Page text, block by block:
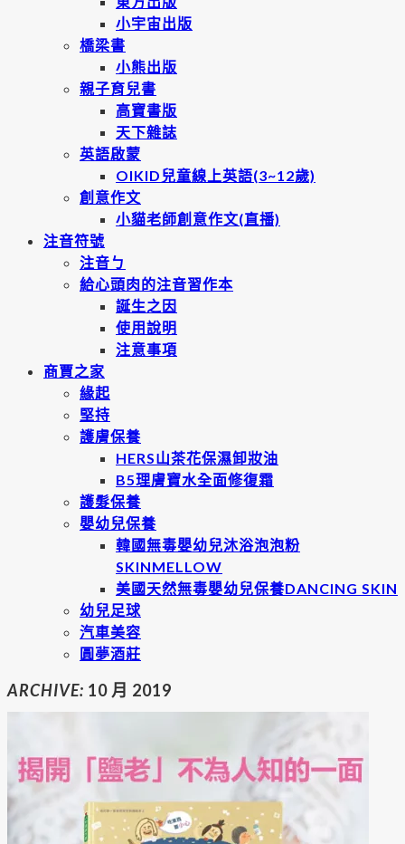
小宇宙出版
橋梁書
小熊出版
親子育兒書
高寶書版
天下雜誌
英語啟蒙
OIKID兒童線上英語(3~12歲)
創意作文
小貓老師創意作文(直播)
注音符號
注音ㄅ
給心頭肉的注音習作本
誕生之因
使用說明
注意事項
商賈之家
緣起
堅持
護膚保養
HERS山茶花保濕卸妝油
B5理膚寶水全面修復霜
護髮保養
嬰幼兒保養
韓國無毒嬰幼兒沐浴泡泡粉
SKINMELLOW
美國天然無毒嬰幼兒保養DANCING SKIN
幼兒足球
汽車美容
圓夢酒莊
ARCHIVE: 10 月 2019